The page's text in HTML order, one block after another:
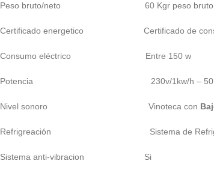
Peso bruto/neto 60 Kgr peso bruto /
Certificado energetico Certificado de consumo
Consumo eléctrico Entre 150 w
Potencia 230v/1kw/h –
Nivel sonoro Vinoteca con
Refrigreación Sistema de
Sistema anti-vibracion Si